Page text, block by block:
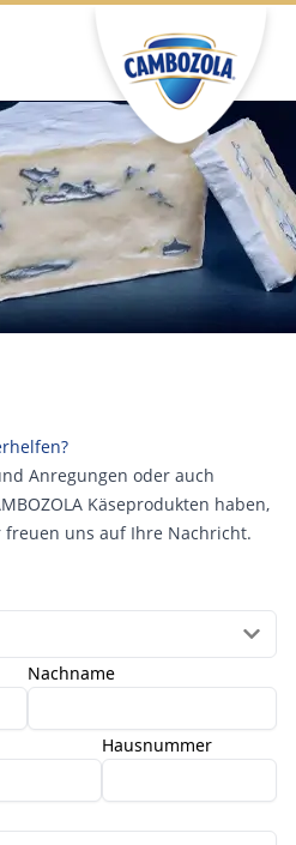
Anregungen oder auch
Käseprodukten haben,
uns auf Ihre Nachricht.
Nachname
Hausnummer